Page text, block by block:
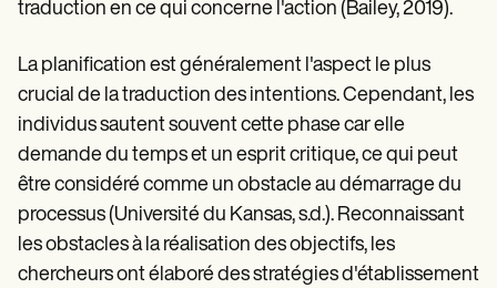
traduction en ce qui concerne l'action (Bailey, 2019).
La planification est généralement l'aspect le plus
crucial de la traduction des intentions. Cependant, les
individus sautent souvent cette phase car elle
demande du temps et un esprit critique, ce qui peut
être considéré comme un obstacle au démarrage du
processus (Université du Kansas, s.d.). Reconnaissant
les obstacles à la réalisation des objectifs, les
chercheurs ont élaboré des stratégies d'établissement